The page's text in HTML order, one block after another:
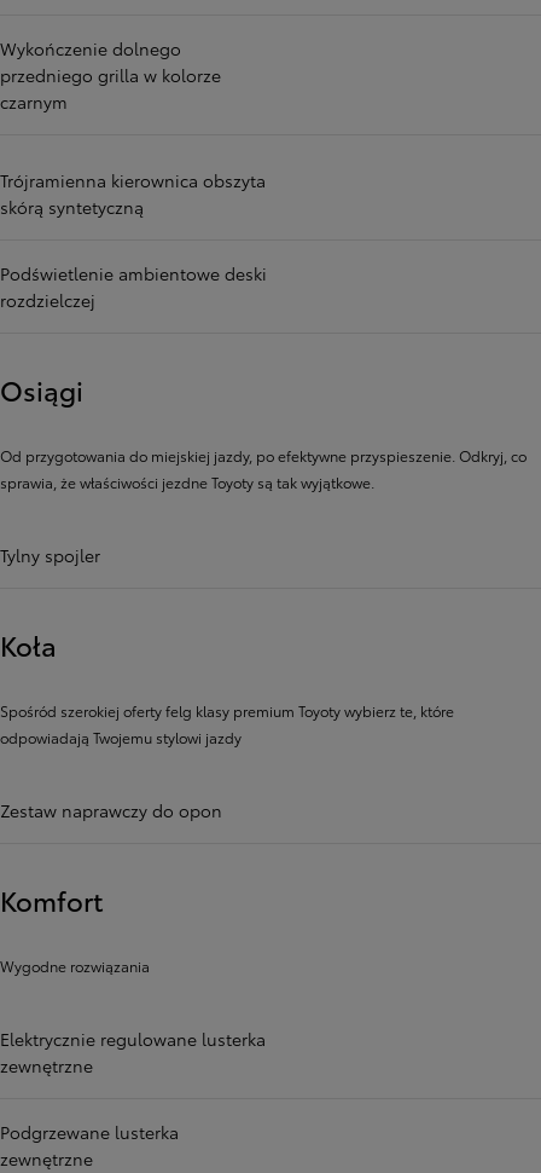
Wykończenie dolnego
przedniego grilla w kolorze
czarnym
Trójramienna kierownica obszyta
skórą syntetyczną
Podświetlenie ambientowe deski
rozdzielczej
Osiągi
Od przygotowania do miejskiej jazdy, po efektywne przyspieszenie. Odkryj, co
sprawia, że ​​właściwości jezdne Toyoty są tak wyjątkowe.
Tylny spojler
Koła
Spośród szerokiej oferty felg klasy premium Toyoty wybierz te, które
odpowiadają Twojemu stylowi jazdy
Zestaw naprawczy do opon
Komfort
Wygodne rozwiązania
Elektrycznie regulowane lusterka
zewnętrzne
Podgrzewane lusterka
zewnętrzne